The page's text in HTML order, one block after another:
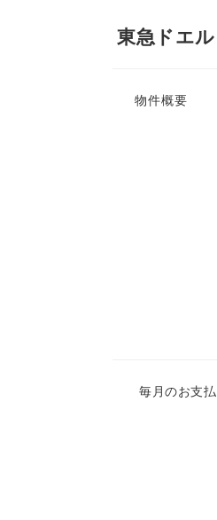
東急ドエ
物件概要
毎月のお支